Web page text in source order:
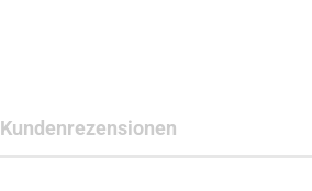
Kundenrezensionen